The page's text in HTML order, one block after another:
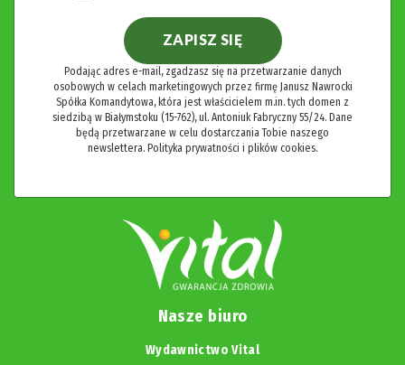
ZAPISZ SIĘ
Podając adres e-mail, zgadzasz się na przetwarzanie danych
osobowych w celach marketingowych przez firmę Janusz Nawrocki
Spółka Komandytowa, która jest właścicielem m.in. tych domen z
siedzibą w Białymstoku (15-762), ul. Antoniuk Fabryczny 55/24. Dane
będą przetwarzane w celu dostarczania Tobie naszego
newslettera. Polityka prywatności i plików cookies.
Nasze biuro
Wydawnictwo Vital